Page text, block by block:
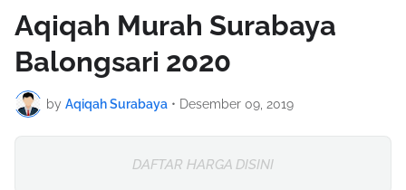
Aqiqah Murah Surabaya
Balongsari 2020
by Aqiqah Surabaya • Desember 09, 2019
DAFTAR HARGA DISINI